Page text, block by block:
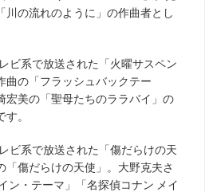
川の流れのように」の作曲者とし
ビ系で放送された「火曜サスペン
曲の「フラッシュバックテー
宏美の「聖母たちのララバイ」の
。
ビ系で放送された「傷だらけの天
「傷だらけの天使」。大野克夫さ
ン・テーマ」「名探偵コナン メイ